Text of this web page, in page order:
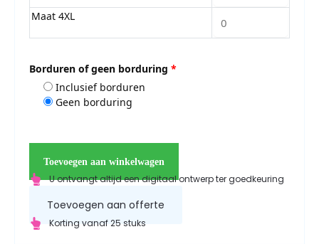
Maat 4XL
Borduren of geen borduring *
Inclusief borduren
Geen borduring
Toevoegen aan winkelwagen
U ontvangt altijd een digitaal ontwerp ter goedkeuring
Toevoegen aan offerte
Korting vanaf 25 stuks